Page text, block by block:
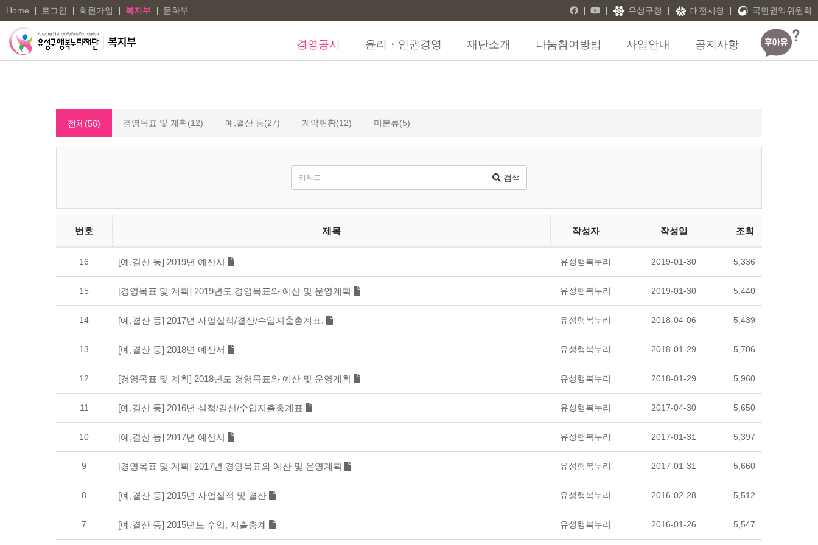
Home 로그인 회원가입 복지부 문화부 유성구청 대전시청 국민권익위원회
경영공시 윤리・인권경영 재단소개 나눔참여방법 사업안내 공지사항
전체(56) 경영목표 및 계획(12) 예,결산 등(27) 계약현황(12) 미분류(5)
검색
번호 제목 작성자 작성일 조회
16 [예,결산 등] 2019년 예산서 유성행복누리 2019-01-30 5,336
15 [경영목표 및 계획] 2019년도 경영목표와 예산 및 운영계획 유성행복누리 2019-01-30 5,440
14 [예,결산 등] 2017년 사업실적/결산/수입지출총계표. 유성행복누리 2018-04-06 5,439
13 [예,결산 등] 2018년 예산서 유성행복누리 2018-01-29 5,706
12 [경영목표 및 계획] 2018년도 경영목표와 예산 및 운영계획 유성행복누리 2018-01-29 5,960
11 [예,결산 등] 2016년 실적/결산/수입지출총계표 유성행복누리 2017-04-30 5,650
10 [예,결산 등] 2017년 예산서 유성행복누리 2017-01-31 5,397
9 [경영목표 및 계획] 2017년 경영목표와 예산 및 운영계획 유성행복누리 2017-01-31 5,660
8 [예,결산 등] 2015년 사업실적 및 결산 유성행복누리 2016-02-28 5,512
7 [예,결산 등] 2015년도 수입, 지출총계 유성행복누리 2016-01-26 5,547